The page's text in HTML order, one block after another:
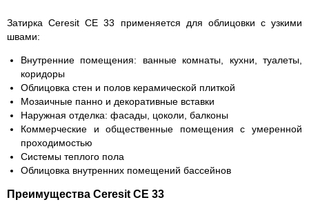
Затирка Ceresit CE 33 применяется для облицовки с узкими
швами:
Внутренние помещения: ванные комнаты, кухни, туалеты,
коридоры
Облицовка стен и полов керамической плиткой
Мозаичные панно и декоративные вставки
Наружная отделка: фасады, цоколи, балконы
Коммерческие и общественные помещения с умеренной
проходимостью
Системы теплого пола
Облицовка внутренних помещений бассейнов
Преимущества Ceresit CE 33